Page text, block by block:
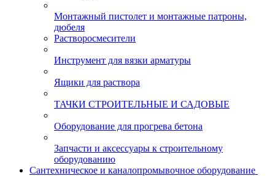
Монтажный пистолет и монтажные патроны,
дюбеля
Растворосмесители
Инструмент для вязки арматуры
Ящики для раствора
ТАЧКИ СТРОИТЕЛЬНЫЕ И САДОВЫЕ
Оборудование для прогрева бетона
Запчасти и аксессуары к строительному
оборудованию
Сантехническое и каналопромывочное оборудование